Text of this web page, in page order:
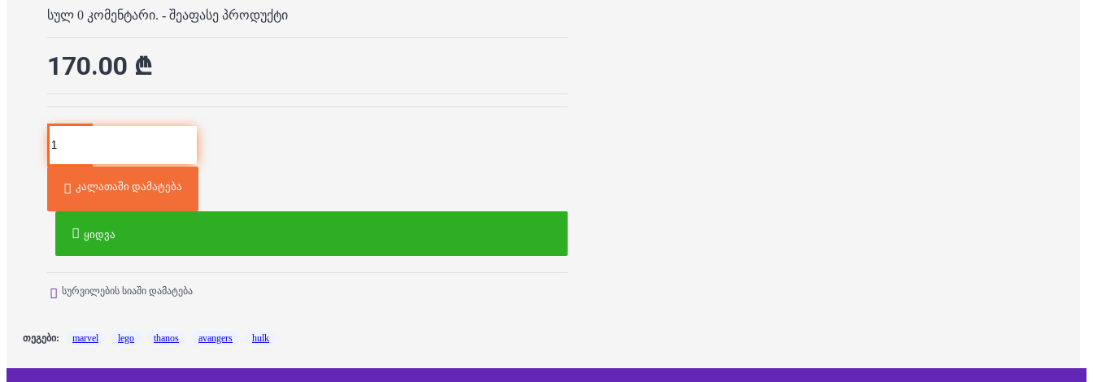
სულ 0 კომენტარი. - შეაფასე პროდუქტი
170.00 ₾
კალათაში დამატება
ყიდვა
სურვილების სიაში დამატება
თეგები: marvel lego thanos avangers hulk